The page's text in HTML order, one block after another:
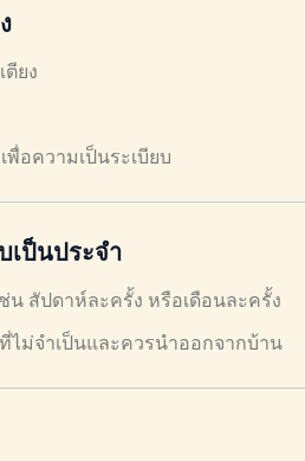
ตียง
อความเป็นระเบียบ
เป็นประจำ
น สัปดาห์ละครั้ง หรือเดือนละครั้ง
ไม่จำเป็นและควรนำออกจากบ้าน